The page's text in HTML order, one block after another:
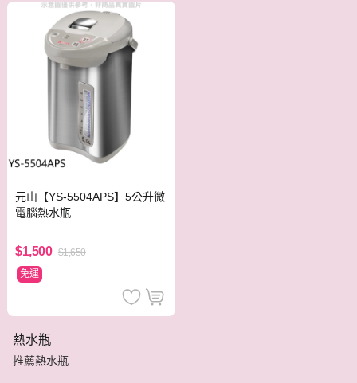
元山【YS-5504APS】5公升微
電腦熱水瓶
$1,500 $1,650
免運
熱水瓶
推薦熱水瓶